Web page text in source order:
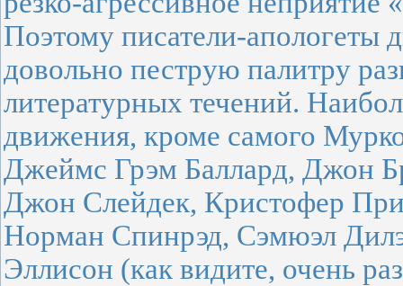
Поэтому писатели-апологеты
довольно пеструю палитру
литературных течений.
движения, кроме самого
Джеймс Грэм Баллард, Джон
Джон Слейдек, Кристофер
Норман Спинрэд, Сэмюэл
Эллисон (как видите, очень